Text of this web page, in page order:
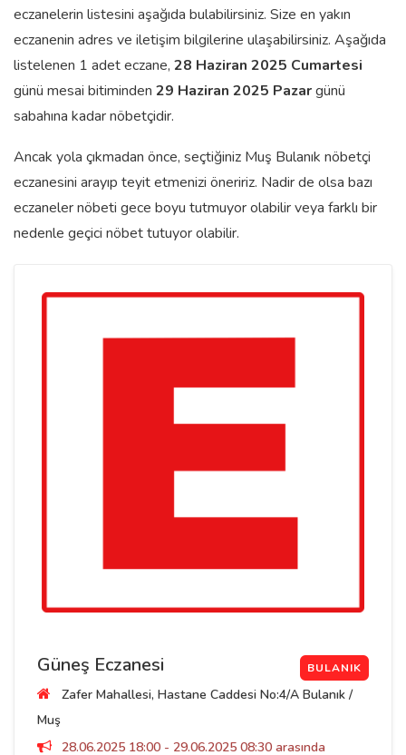
eczanelerin listesini aşağıda bulabilirsiniz. Size en yakın
eczanenin adres ve iletişim bilgilerine ulaşabilirsiniz. Aşağıda
listelenen 1 adet eczane, 28 Haziran 2025 Cumartesi
günü mesai bitiminden 29 Haziran 2025 Pazargünü
sabahına kadar nöbetçidir.
Ancak yola çıkmadan önce, seçtiğiniz Muş Bulanık nöbetçi
eczanesini arayıp teyit etmenizi öneririz. Nadir de olsa bazı
eczaneler nöbeti gece boyu tutmuyor olabilir veya farklı bir
nedenle geçici nöbet tutuyor olabilir.
Güneş Eczanesi BULANIK
Zafer Mahallesi, Hastane Caddesi No:4/A Bulanık /
Muş
28.06.2025 18:00 - 29.06.2025 08:30 arasında